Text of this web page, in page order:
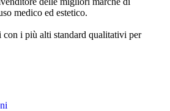
medico ed estetico.
i più alti standard qualitativi per